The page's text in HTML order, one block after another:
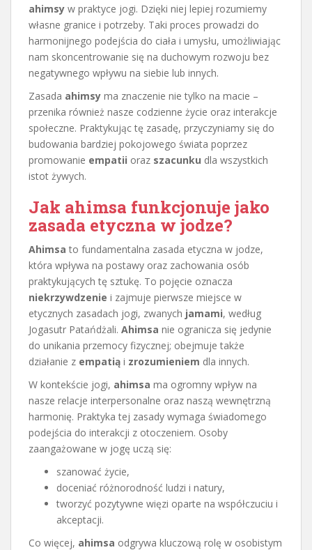
ahimsy w praktyce jogi. Dzięki niej lepiej rozumiemy
własne granice i potrzeby. Taki proces prowadzi do
harmonijnego podejścia do ciała i umysłu, umożliwiając
nam skoncentrowanie się na duchowym rozwoju bez
negatywnego wpływu na siebie lub innych.
Zasada ahimsy ma znaczenie nie tylko na macie –
przenika również nasze codzienne życie oraz interakcje
społeczne. Praktykując tę zasadę, przyczyniamy się do
budowania bardziej pokojowego świata poprzez
promowanie empatii oraz szacunku dla wszystkich
istot żywych.
Jak ahimsa funkcjonuje jako
zasada etyczna w jodze?
Ahimsa to fundamentalna zasada etyczna w jodze,
która wpływa na postawy oraz zachowania osób
praktykujących tę sztukę. To pojęcie oznacza
niekrzywdzenie i zajmuje pierwsze miejsce w
etycznych zasadach jogi, zwanych jamami, według
Jogasutr Patańdżali. Ahimsa nie ogranicza się jedynie
do unikania przemocy fizycznej; obejmuje także
działanie z empatią i zrozumieniem dla innych.
W kontekście jogi, ahimsa ma ogromny wpływ na
nasze relacje interpersonalne oraz naszą wewnętrzną
harmonię. Praktyka tej zasady wymaga świadomego
podejścia do interakcji z otoczeniem. Osoby
zaangażowane w jogę uczą się:
szanować życie,
doceniać różnorodność ludzi i natury,
tworzyć pozytywne więzi oparte na współczuciu i
akceptacji.
Co więcej, ahimsa odgrywa kluczową rolę w osobistym